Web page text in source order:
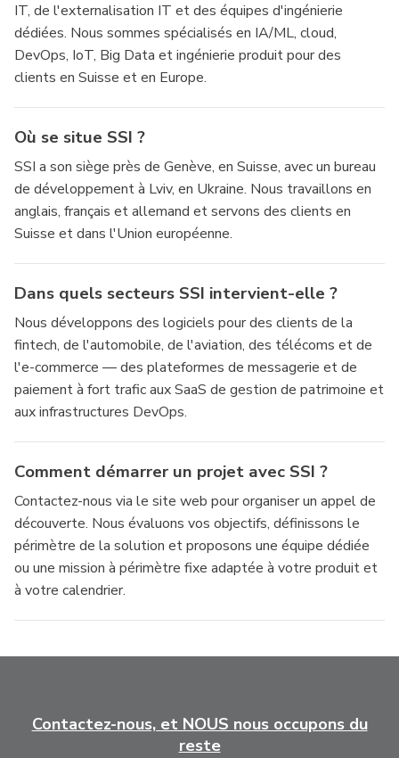
IT, de l'externalisation IT et des équipes d'ingénierie
dédiées. Nous sommes spécialisés en IA/ML, cloud,
DevOps, IoT, Big Data et ingénierie produit pour des
clients en Suisse et en Europe.
Où se situe SSI ?
SSI a son siège près de Genève, en Suisse, avec un bureau
de développement à Lviv, en Ukraine. Nous travaillons en
anglais, français et allemand et servons des clients en
Suisse et dans l'Union européenne.
Dans quels secteurs SSI intervient-elle ?
Nous développons des logiciels pour des clients de la
fintech, de l'automobile, de l'aviation, des télécoms et de
l'e-commerce — des plateformes de messagerie et de
paiement à fort trafic aux SaaS de gestion de patrimoine et
aux infrastructures DevOps.
Comment démarrer un projet avec SSI ?
Contactez-nous via le site web pour organiser un appel de
découverte. Nous évaluons vos objectifs, définissons le
périmètre de la solution et proposons une équipe dédiée
ou une mission à périmètre fixe adaptée à votre produit et
à votre calendrier.
Contactez-nous, et NOUS nous occupons du
reste